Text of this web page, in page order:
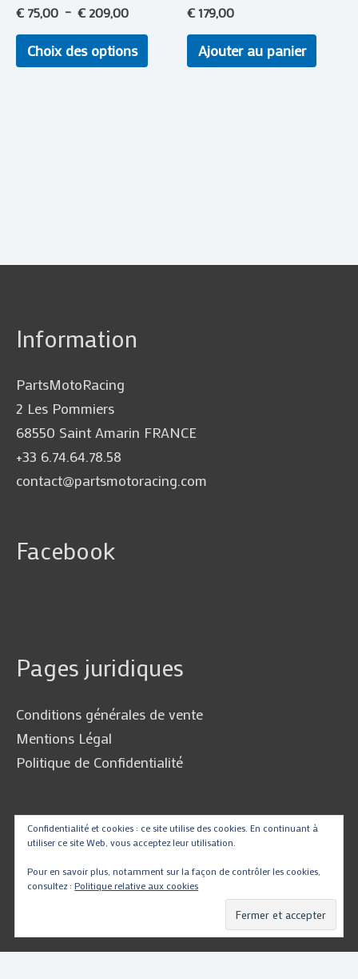
€ 75,00 – € 209,00
Choix des options
du
€179,00
Ajouter au panier
Information
PartsMotoRacing
2 Les Pommiers
68550 Saint Amarin FRANCE
+33 6.74.64.78.58
contact@partsmotoracing.com
Facebook
Pages juridiques
Conditions générales de vente
Mentions Légal
Politique de Confidentialité
Traduire
Confidentialité et cookies : ce site utilise des cookies. En continuant à
utiliser ce site Web, vous acceptez leur utilisation.
Pour en savoir plus, notamment sur la façon de contrôler les cookies,
consultez :Politique relative aux cookies